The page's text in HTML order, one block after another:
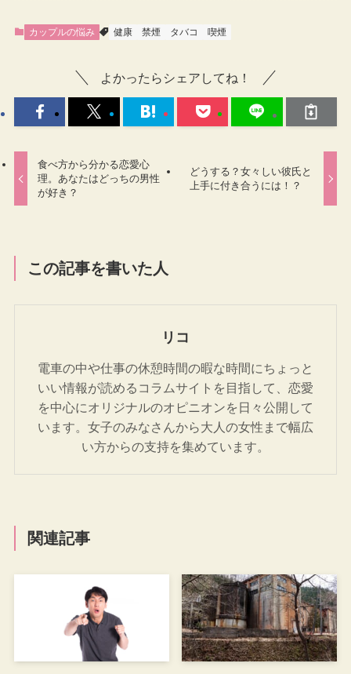
カップルの悩み 健康 禁煙 タバコ 喫煙
よかったらシェアしてね！
食べ方から分かる恋愛心
理。あなたはどっちの男性
が好き？
どうする？女々しい彼氏と
上手に付き合うには！？
この記事を書いた人
リコ
電車の中や仕事の休憩時間の暇な時間にちょっと
いい情報が読めるコラムサイトを目指して、恋愛
を中心にオリジナルのオピニオンを日々公開して
います。女子のみなさんから大人の女性まで幅広
い方からの支持を集めています。
関連記事